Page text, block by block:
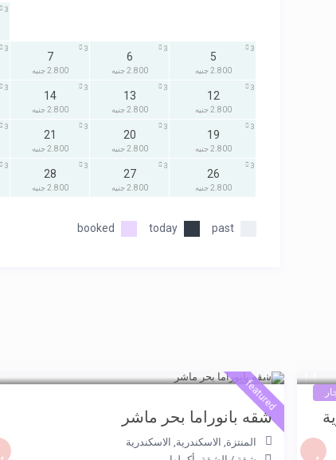
3
5
2.800 جنيه
3
6
2.800 جنيه
3
7
2.800 جنيه
3
3
12
2.800 جنيه
3
13
2.800 جنيه
3
14
2.800 جنيه
3
3
19
2.800 جنيه
3
20
2.800 جنيه
3
21
2.800 جنيه
3
3
26
2.800 جنيه
3
27
2.800 جنيه
3
28
2.800 جنيه
3
3
past
today
booked
featured
شقه بانوراما بحر ماشر
المنتزة, الاسكندرية, الاسكندرية